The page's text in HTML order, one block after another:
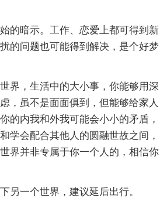
的暗示。工作、恋爱上都可得到新
的问题也可能得到解决，是个好梦
界，生活中的大小事，你能够用深
，虽不是面面俱到，但能够给家人
的内我和外我可能会小小的矛盾，
学会配合其他人的圆融世故之间，
界并非专属于你一个人的，相信你
另一个世界，建议延后出行。